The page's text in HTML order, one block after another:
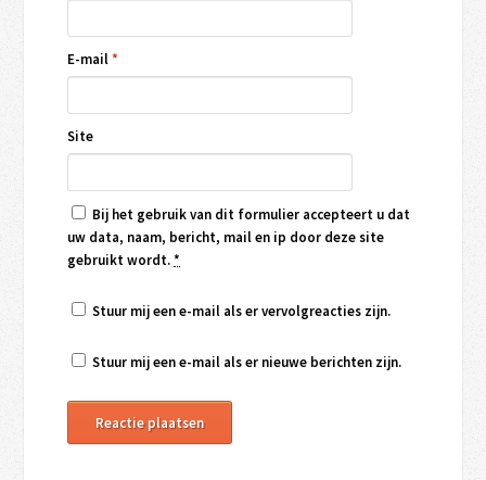
E-mail*
Site
Bij het gebruik van dit formulier accepteert u dat
uw data, naam, bericht, mail en ip door deze site
gebruikt wordt.*
Stuur mij een e-mail als er vervolgreacties zijn.
Stuur mij een e-mail als er nieuwe berichten zijn.